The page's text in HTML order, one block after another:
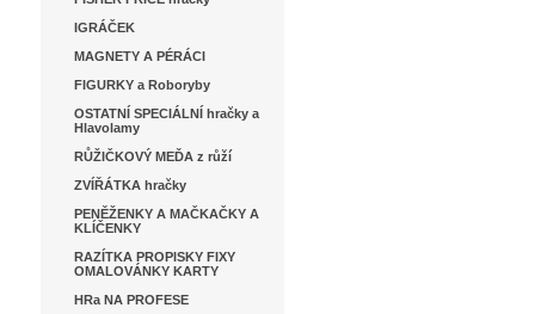
IGRÁČEK
MAGNETY A PÉRÁCI
FIGURKY a Roboryby
OSTATNÍ SPECIÁLNÍ hračky a
Hlavolamy
RŮŽIČKOVÝ MEĎA z růží
ZVÍŘÁTKA hračky
PENĚŽENKY A MAČKAČKY A
KLÍČENKY
RAZÍTKA PROPISKY FIXY
OMALOVÁNKY KARTY
HRa NA PROFESE